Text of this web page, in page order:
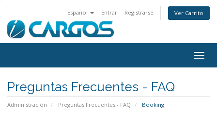
Español Entrar Registrarse Ver Carrito
Preguntas Frecuentes - FAQ
Administración Preguntas Frecuentes - FAQ Booking